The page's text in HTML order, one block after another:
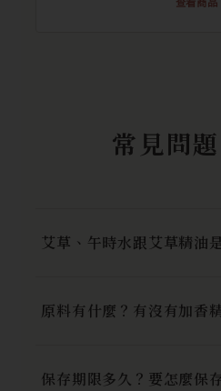
查看商
常見問
艾草、午時水跟艾草精油
原料有什麼？有沒有加香
保存期限多久？要怎麼保